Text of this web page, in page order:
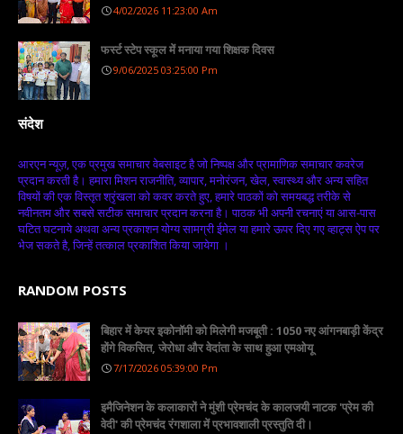
4/02/2026 11:23:00 Am
फर्स्ट स्टेप स्कूल में मनाया गया शिक्षक दिवस
9/06/2025 03:25:00 Pm
संदेश
आरएन न्यूज़, एक प्रमुख समाचार वेबसाइट है जो निष्पक्ष और प्रामाणिक समाचार कवरेज
प्रदान करती है। हमारा मिशन राजनीति, व्यापार, मनोरंजन, खेल, स्वास्थ्य और अन्य सहित
विषयों की एक विस्तृत श्रृंखला को कवर करते हुए, हमारे पाठकों को समयबद्ध तरीके से
नवीनतम और सबसे सटीक समाचार प्रदान करना है। पाठक भी अपनी रचनाएं या आस-पास
घटित घटनाये अथवा अन्य प्रकाशन योग्य सामग्री ईमेल या हमारे ऊपर दिए गए व्हाट्स ऐप पर
भेज सकते है, जिन्हें तत्काल प्रकाशित किया जायेगा ।
RANDOM POSTS
बिहार में केयर इकोनॉमी को मिलेगी मजबूती : 1050 नए आंगनबाड़ी केंद्र
होंगे विकसित, जेरोधा और वेदांता के साथ हुआ एमओयू
7/17/2026 05:39:00 Pm
इमैजिनेशन के कलाकारों ने मुंशी प्रेमचंद के कालजयी नाटक 'प्रेम की
वेदी' की प्रेमचंद रंगशाला में प्रभावशाली प्रस्तुति दी।